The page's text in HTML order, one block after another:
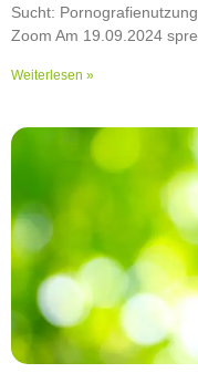
Sucht:
Zoom Am 19.09.2024
Weiterlesen »